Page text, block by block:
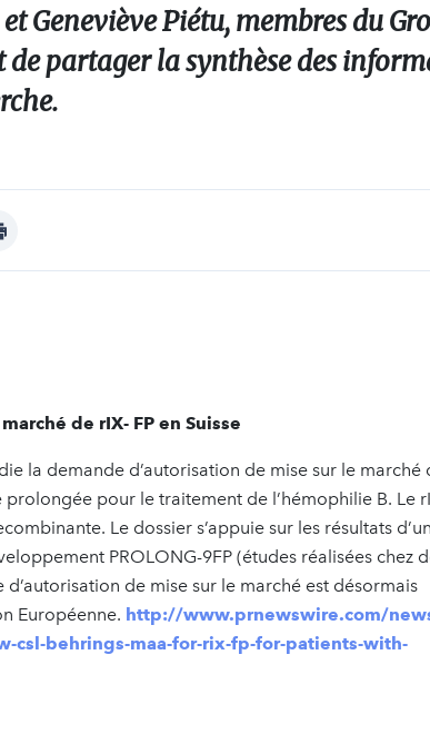
Geneviève Piétu, membres du
partager la synthèse des
de rIX- FP en Suisse
la demande d’autorisation de mise sur le marché
pour le traitement de l’hémophilie B. Le
Le dossier s’appuie sur les résultats
PROLONG-9FP (études réalisées chez
de mise sur le marché est désormais
Européenne. http://www.prnewswire.com/
csl-behrings-maa-for-rix-fp-for-patients-with-